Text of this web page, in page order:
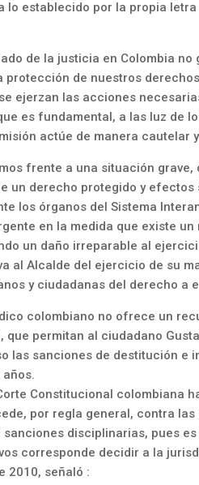
establecido por la propia
de la justicia en Colombia no
de nuestros
ejerzan las acciones
es fundamental, a las luz de
actúe de manera cautelar
frente a una situación grave,
un derecho protegido y efectos
los órganos del Sistema
en la medida que existe
un daño irreparable al
al Alcalde del ejercicio de su
y ciudadanas del derecho a
colombiano no ofrece un
que permitan al ciudadano
las sanciones de destitución e
Constitucional colombiana
por regla general, contra
disciplinarias, pues
corresponde decidir a la
2010, señaló :